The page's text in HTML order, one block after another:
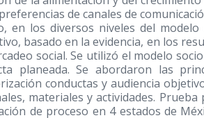
de canales de
en los diversos niveles del
basado en la evidencia, en los
social. Se utilizó el modelo
planeada. Se abordaron las
conductas y audiencia
materiales y actividades.
de proceso en 4 estados de